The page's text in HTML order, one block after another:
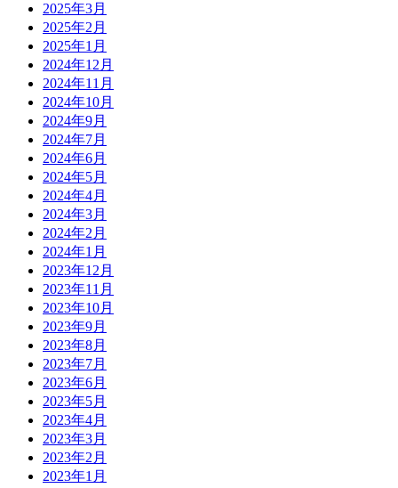
2025年3月
2025年2月
2025年1月
2024年12月
2024年11月
2024年10月
2024年9月
2024年7月
2024年6月
2024年5月
2024年4月
2024年3月
2024年2月
2024年1月
2023年12月
2023年11月
2023年10月
2023年9月
2023年8月
2023年7月
2023年6月
2023年5月
2023年4月
2023年3月
2023年2月
2023年1月